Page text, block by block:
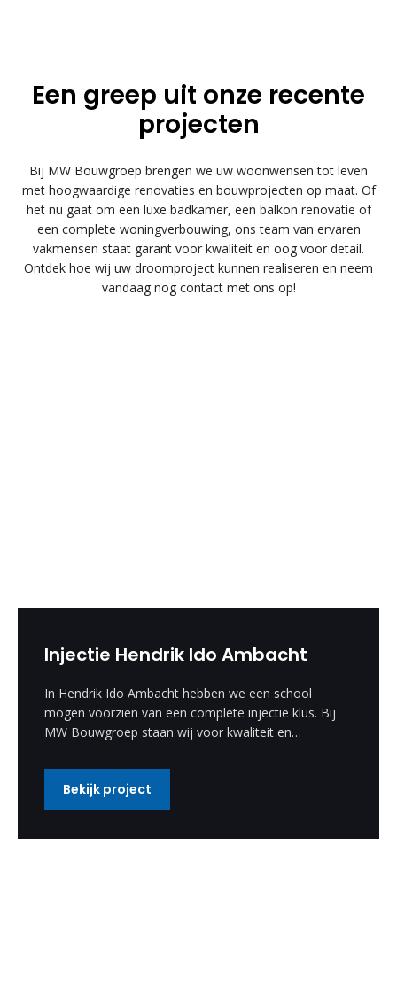
Een greep uit onze recente
projecten
Bij MW Bouwgroep brengen we uw woonwensen tot leven
met hoogwaardige renovaties en bouwprojecten op maat. Of
het nu gaat om een luxe badkamer, een balkon renovatie of
een complete woningverbouwing, ons team van ervaren
vakmensen staat garant voor kwaliteit en oog voor detail.
Ontdek hoe wij uw droomproject kunnen realiseren en neem
vandaag nog contact met ons op!
Injectie Hendrik Ido Ambacht
In Hendrik Ido Ambacht hebben we een school
mogen voorzien van een complete injectie klus. Bij
MW Bouwgroep staan wij voor kwaliteit en
Bekijk project